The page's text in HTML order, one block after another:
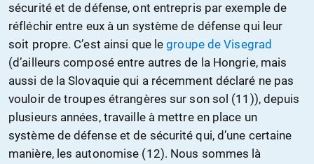
sécurité et de défense, ont entrepris par exemple de
réfléchir entre eux à un système de défense qui leur
soit propre. C’est ainsi que legroupe de Visegrad
(d’ailleurs composé entre autres de la Hongrie, mais
aussi de la Slovaquie qui a récemment déclaré ne pas
vouloir de troupes étrangères sur son sol (11)), depuis
plusieurs années, travaille à mettre en place un
système de défense et de sécurité qui, d’une certaine
manière, les autonomise (12). Nous sommes là